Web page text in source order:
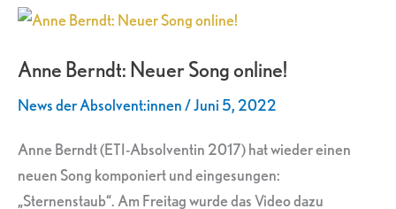
Anne Berndt: Neuer Song online!
News der Absolvent:innen/Juni 5, 2022
Anne Berndt (ETI-Absolventin 2017) hat wieder einen
neuen Song komponiert und eingesungen:
„Sternenstaub“. Am Freitag wurde das Video dazu
Anne
Neuer